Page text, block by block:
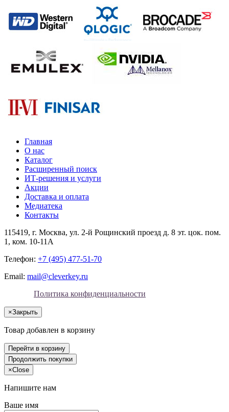
Главная
О нас
Каталог
Расширенный поиск
ИТ-решения и услуги
Акции
Доставка и оплата
Медиатека
Контакты
115419, г. Москва, ул. 2-й Рощинский проезд д. 8 эт. цок. пом.
1, ком. 10-11А
Телефон: +7 (495) 477-51-70
Email: mail@cleverkey.ru
Политика конфиденциальности
×Закрыть
Товар добавлен в корзину
Перейти в корзину
Продолжить покупки
×Close
Напишите нам
Ваше имя